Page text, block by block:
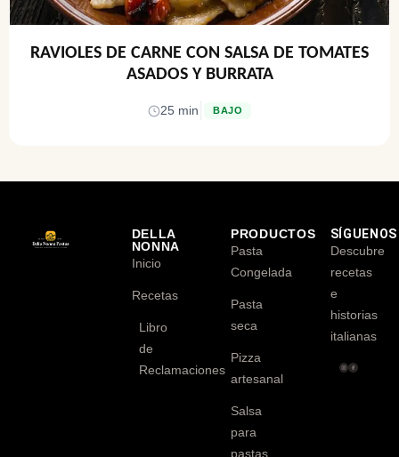
RAVIOLES DE CARNE CON SALSA DE TOMATES
ASADOS Y BURRATA
25 min BAJO
DELLA
NONNA
Inicio
Recetas
Libro
de
Reclamaciones
PRODUCTOS
Pasta
Congelada
Pasta
seca
Pizza
artesanal
Salsa
para
pastas
SÍGUENOS
Descubre
recetas
e
historias
italianas